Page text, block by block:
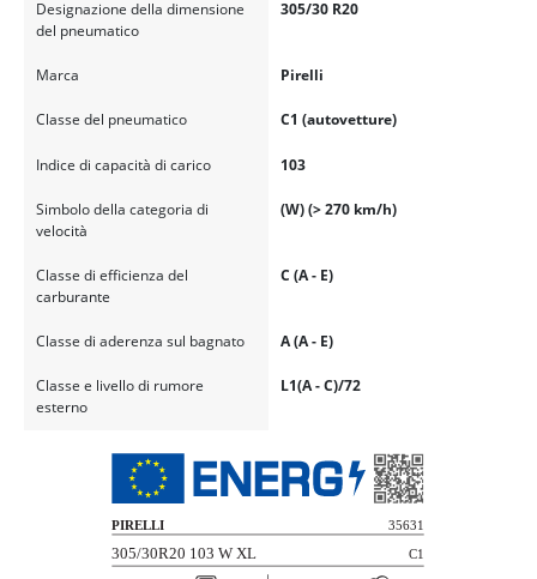
Designazione della dimensione
del pneumatico
305/30 R20
Marca Pirelli
Classe del pneumatico C1 (autovetture)
Indice di capacità di carico 103
Simbolo della categoria di
velocità
(W) (> 270 km/h)
Classe di efficienza del
carburante
C (A - E)
Classe di aderenza sul bagnato A (A - E)
Classe e livello di rumore
esterno
L1(A - C)/72